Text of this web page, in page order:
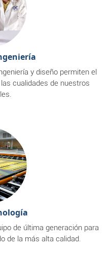
y diseño permiten el
cualidades de nuestros
de última generación para
de la más alta calidad.